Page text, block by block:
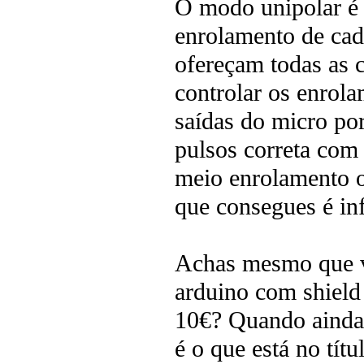
O modo unipolar
enrolamento de
ofereçam todas as
controlar os
saídas do micro
pulsos correta
meio enrolamento
que consegues é
Achas mesmo que
arduino com
10€? Quando
é o que está no